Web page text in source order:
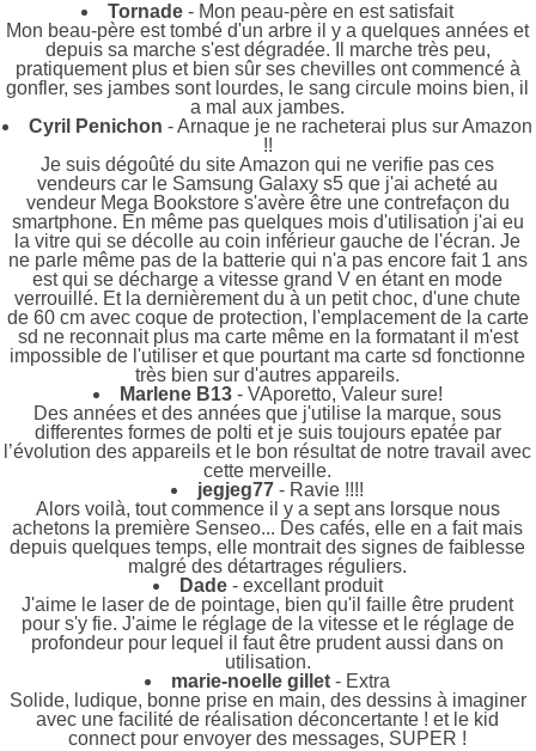
Tornade - Mon peau-père en est satisfait
Mon beau-père est tombé d'un arbre il y a quelques années et
depuis sa marche s'est dégradée. Il marche très peu,
pratiquement plus et bien sûr ses chevilles ont commencé à
gonfler, ses jambes sont lourdes, le sang circule moins bien, il
a mal aux jambes.
Cyril Penichon - Arnaque je ne racheterai plus sur Amazon
!!
Je suis dégoûté du site Amazon qui ne verifie pas ces
vendeurs car le Samsung Galaxy s5 que j'ai acheté au
vendeur Mega Bookstore s'avère être une contrefaçon du
smartphone. En même pas quelques mois d'utilisation j'ai eu
la vitre qui se décolle au coin inférieur gauche de l'écran. Je
ne parle même pas de la batterie qui n'a pas encore fait 1 ans
est qui se décharge a vitesse grand V en étant en mode
verrouillé. Et la dernièrement du à un petit choc, d'une chute
de 60 cm avec coque de protection, l'emplacement de la carte
sd ne reconnait plus ma carte même en la formatant il m'est
impossible de l'utiliser et que pourtant ma carte sd fonctionne
très bien sur d'autres appareils.
Marlene B13- VAporetto, Valeur sure!
Des années et des années que j'utilise la marque, sous
differentes formes de polti et je suis toujours epatée par
l’évolution des appareils et le bon résultat de notre travail avec
cette merveille.
jegjeg77 - Ravie !!!!
Alors voilà, tout commence il y a sept ans lorsque nous
achetons la première Senseo... Des cafés, elle en a fait mais
depuis quelques temps, elle montrait des signes de faiblesse
malgré des détartrages réguliers.
Dade- excellant produit
J'aime le laser de de pointage, bien qu'il faille être prudent
pour s'y fie. J'aime le réglage de la vitesse et le réglage de
profondeur pour lequel il faut être prudent aussi dans on
utilisation.
marie-noelle gillet - Extra
Solide, ludique, bonne prise en main, des dessins à imaginer
avec une facilité de réalisation déconcertante ! et le kid
connect pour envoyer des messages, SUPER !